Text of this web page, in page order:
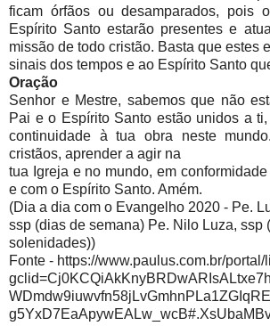
ficam órfãos ou desamparados,
Espírito Santo estarão presentes e
missão de todo cristão. Basta que estes
sinais dos tempos e ao Espírito Santo
Oração
Senhor e Mestre, sabemos que não
Pai e o Espírito Santo estão unidos a
continuidade à tua obra neste
cristãos, aprender a agir na
tua Igreja e no mundo, em
e com o Espírito Santo. Amém.
(Dia a dia com o Evangelho 2020 - Pe.
ssp (dias de semana) Pe. Nilo Luza, ssp
solenidades))
Fonte - https://www.paulus.com.br/